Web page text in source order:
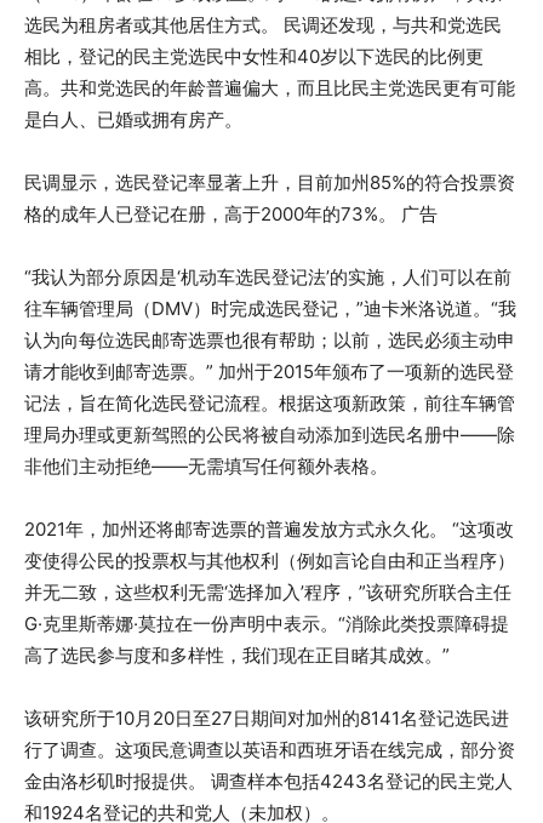
选民为租房者或其他居住方式。 民调还发现，与共和党选民
相比，登记的民主党选民中女性和40岁以下选民的比例更
高。共和党选民的年龄普遍偏大，而且比民主党选民更有可能
是白人、已婚或拥有房产。
民调显示，选民登记率显著上升，目前加州85%的符合投票资
格的成年人已登记在册，高于2000年的73%。 广告
“我认为部分原因是‘机动车选民登记法’的实施，人们可以在前
往车辆管理局（DMV）时完成选民登记，”迪卡米洛说道。“我
认为向每位选民邮寄选票也很有帮助；以前，选民必须主动申
请才能收到邮寄选票。” 加州于2015年颁布了一项新的选民登
记法，旨在简化选民登记流程。根据这项新政策，前往车辆管
理局办理或更新驾照的公民将被自动添加到选民名册中——除
非他们主动拒绝——无需填写任何额外表格。
2021年，加州还将邮寄选票的普遍发放方式永久化。 “这项改
变使得公民的投票权与其他权利（例如言论自由和正当程序）
并无二致，这些权利无需‘选择加入’程序，”该研究所联合主任
G·克里斯蒂娜·莫拉在一份声明中表示。“消除此类投票障碍提
高了选民参与度和多样性，我们现在正目睹其成效。”
该研究所于10月20日至27日期间对加州的8141名登记选民进
行了调查。这项民意调查以英语和西班牙语在线完成，部分资
金由洛杉矶时报提供。 调查样本包括4243名登记的民主党人
和1924名登记的共和党人（未加权）。